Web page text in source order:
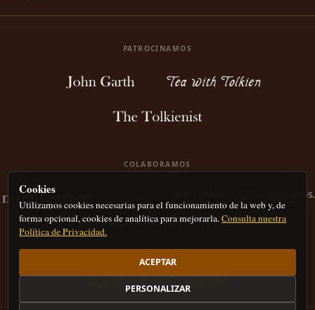
PATROCINAMOS
COLABORAMOS
Cookies
Utilizamos cookies necesarias para el funcionamiento de la web y, de
forma opcional, cookies de analítica para mejorarla.Consulta nuestra
Política de Privacidad.
ACEPTAR
PERSONALIZAR